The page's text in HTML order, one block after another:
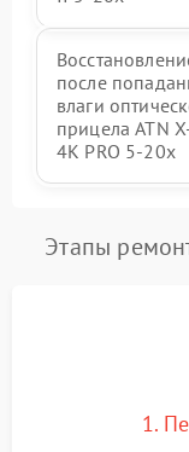
после
влаги
прицела ATN
4K PRO 5-20x
Этапы
1.